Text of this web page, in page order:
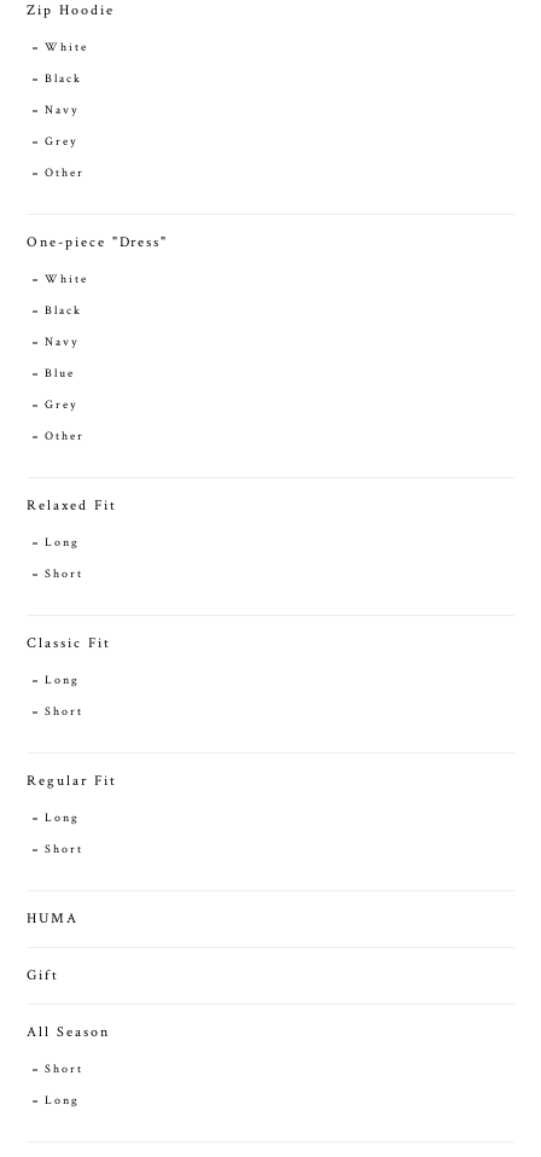
Zip Hoodie
White
Black
Navy
Grey
Other
One-piece "Dress"
White
Black
Navy
Blue
Grey
Other
Relaxed Fit
Long
Short
Classic Fit
Long
Short
Regular Fit
Long
Short
HUMA
Gift
All Season
Short
Long